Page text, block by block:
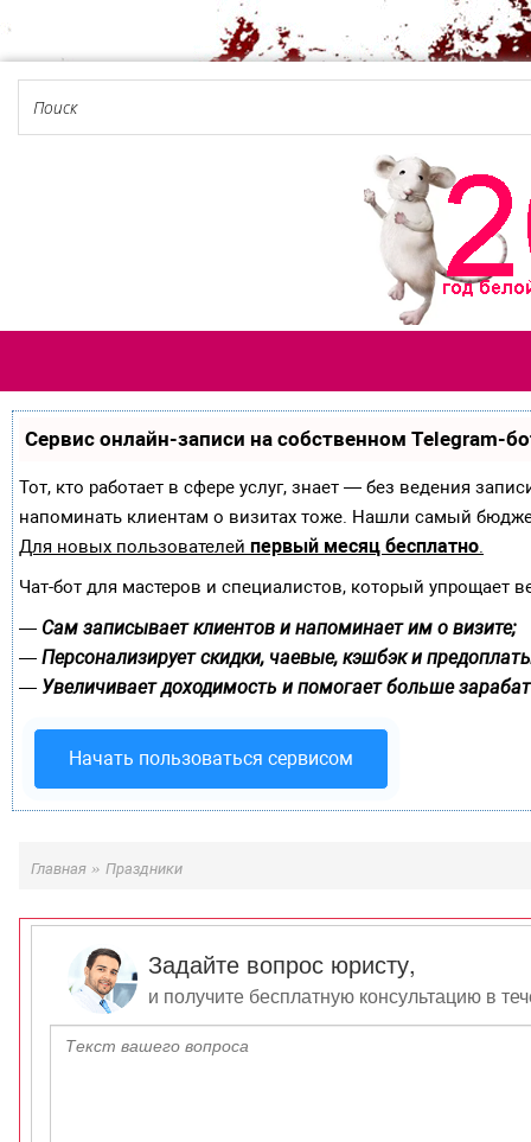
Сервис онлайн-записи на собственном Telegram-
Тот, кто работает в сфере услуг, знает — без ведения
напоминать клиентам о визитах тоже. Нашли самый
Для новых пользователей первый месяц бесплатно.
Чат-бот для мастеров и специалистов, который упрощает
— Сам записывает клиентов и напоминает им о визите;
— Персонализирует скидки, чаевые, кэшбэк и
— Увеличивает доходимость и помогает больше
Начать пользоваться сервисом
Главная » Праздники